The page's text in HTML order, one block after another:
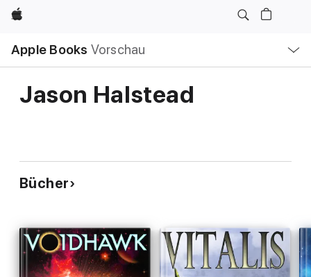
Apple
Apple Books Vorschau
Navigation
Menü
öffnen
Jason Halstead
Bücher